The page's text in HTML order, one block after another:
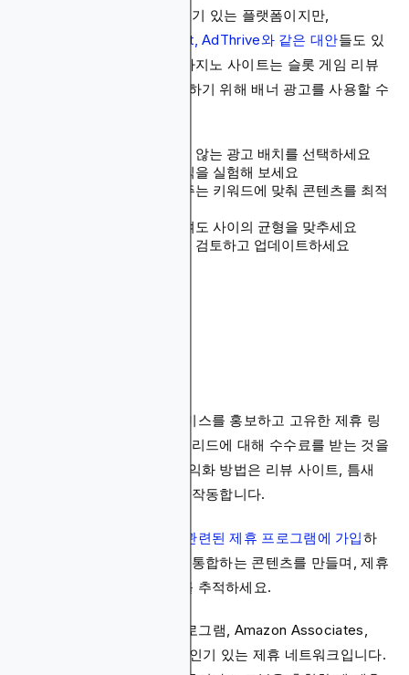
Google AdSense가 가장 인기 있는 플랫폼이지만,
Blockchain-Ads, Media.net, AdThrive와 같은 대안들도 있
습니다. 예를 들어, 온라인 카지노 사이트는 슬롯 게임 리뷰
와 포커 전략 기사를 수익화하기 위해 배너 광고를 사용할 수
사용자 경험을 방해하지 않는 광고 배치를 선택하세요
다양한 광고 크기와 형식을 실험해 보세요
더 높은 수익을 가져다주는 키워드에 맞춰 콘텐츠를 최적
광고 밀도와 사용자 참여도 사이의 균형을 맞추세요
정기적으로 광고 전략을 검토하고 업데이트하세요
제휴 마케팅은 제품이나 서비스를 홍보하고 고유한 제휴 링
크를 통해 생성된 각 판매나 리드에 대해 수수료를 받는 것을
의미합니다. 이 웹사이트 수익화 방법은 리뷰 사이트, 틈새
블로그, 비교 웹사이트에 잘 작동합니다.
귀하의 분야와 관련된 제휴 프로그램에 가입하
고, 제품 추천을 자연스럽게 통합하는 콘텐츠를 만들며, 제휴
대시보드를 사용하여 성과를 추적하세요.
Blockchain-Ads 파트너 프로그램, Amazon Associates,
ShareASale, CJ Affiliate이 인기 있는 제휴 네트워크입니다.